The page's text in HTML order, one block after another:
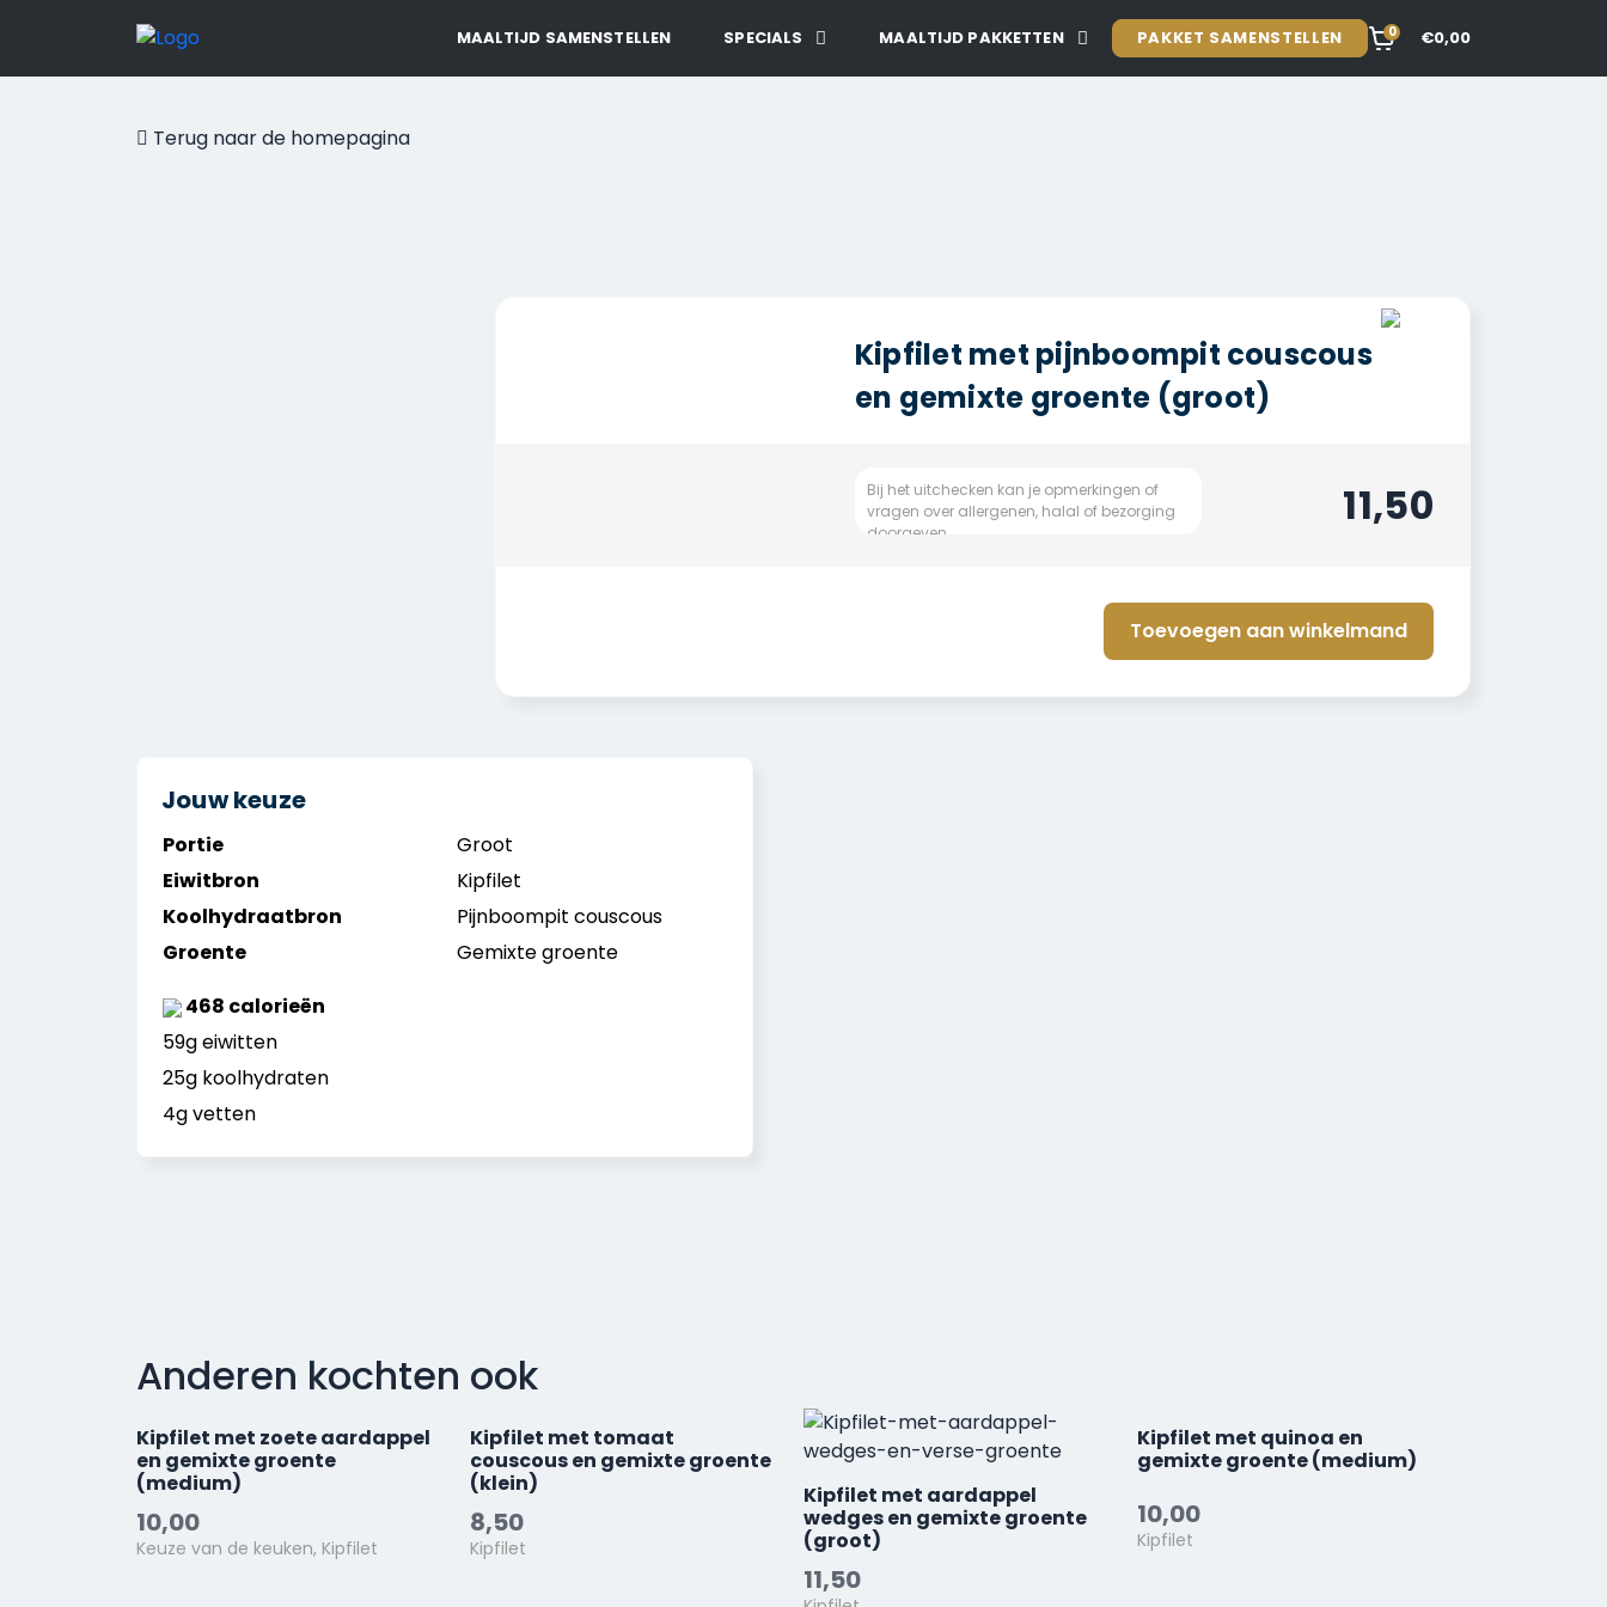
MAALTIJD SAMENSTELLEN SPECIALS MAALTIJD PAKKETTEN PAKKET SAMENSTELLEN 0 €0,00
Terug naar de homepagina
Kipfilet met pijnboompit couscous
en gemixte groente (groot)
11,50
Toevoegen aan winkelmand
Jouw keuze
Portie
Groot
Eiwitbron
Kipfilet
Koolhydraatbron
Pijnboompit couscous
Groente
Gemixte groente
468 calorieën
59g eiwitten
25g koolhydraten
4g vetten
Anderen kochten ook
Kipfilet met zoete aardappel
en gemixte groente
(medium)
10,00
Keuze van de keuken, Kipfilet
Kipfilet met tomaat
couscous en gemixte groente
(klein)
8,50
Kipfilet
Kipfilet met aardappel
wedges en gemixte groente
(groot)
11,50
Kipfilet met quinoa en
gemixte groente (medium)
10,00
Kipfilet